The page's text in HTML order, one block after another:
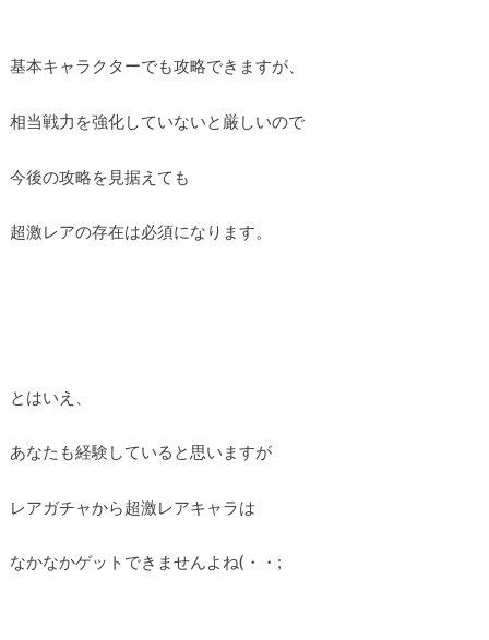
基本キャラクターでも攻略できますが、
相当戦力を強化していないと厳しいので
今後の攻略を見据えても
超激レアの存在は必須になります。
とはいえ、
あなたも経験していると思いますが
レアガチャから超激レアキャラは
なかなかゲットできませんよね(・・;